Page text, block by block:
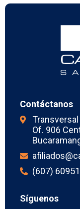
Contáctanos
Of. 906
(607)
Síguenos